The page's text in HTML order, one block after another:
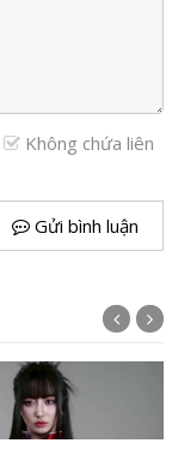
Không chứa liên
Gửi bình luận